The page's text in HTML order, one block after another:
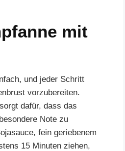
mit
und jeder Schritt
vorzubereiten.
dafür, dass das
Note zu
fein geriebenem
15 Minuten ziehen,